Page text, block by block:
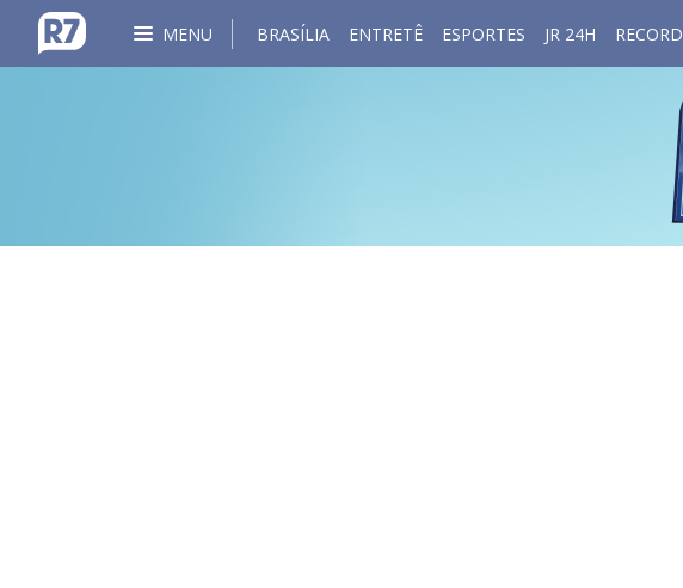
MENU BRASÍLIA ENTRETÊ ESPORTES JR 24H RECORD